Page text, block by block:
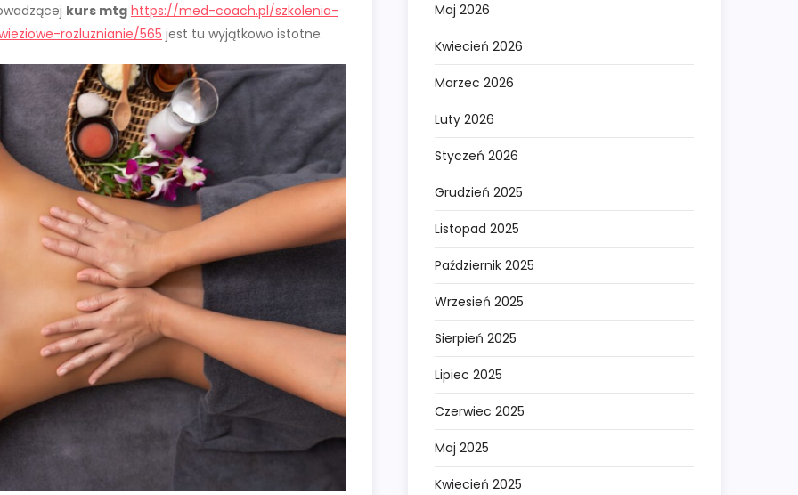
kurs mtg https://med-coach.pl/szkolenia-
rozluznianie/565 jest tu wyjątkowo istotne.
Maj 2026
Kwiecień 2026
Marzec 2026
Luty 2026
Styczeń 2026
Grudzień 2025
Listopad 2025
Październik 2025
Wrzesień 2025
Sierpień 2025
Lipiec 2025
Czerwiec 2025
Maj 2025
Kwiecień 2025